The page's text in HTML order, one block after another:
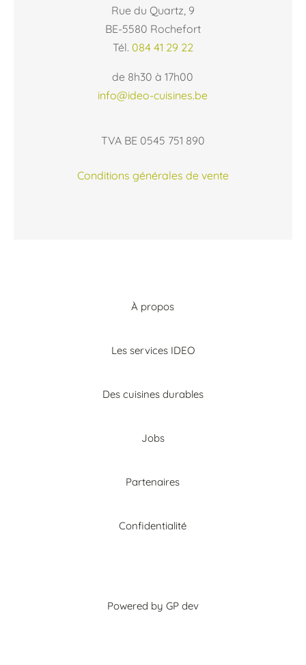
Rue du Quartz, 9
BE-5580 Rochefort
Tél. 084 41 29 22
de 8h30 à 17h00
info@ideo-cuisines.be
TVA BE 0545 751 890
Conditions générales de vente
À propos
Les services IDEO
Des cuisines durables
Jobs
Partenaires
Confidentialité
Powered by GP dev